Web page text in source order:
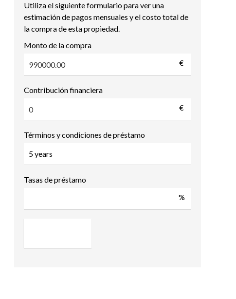
Utiliza el siguiente formulario para ver una
estimación de pagos mensuales y el costo total de
la compra de esta propiedad.
Monto de la compra
€
Contribución financiera
€
Términos y condiciones de préstamo
Tasas de préstamo
%